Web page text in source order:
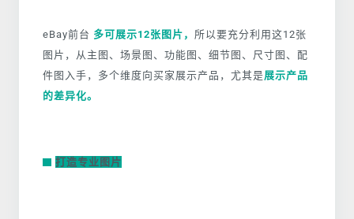
eBay前台 多可展示12张图片， 所以要充分利用这12张
图片，从主图、场景图、功能图、细节图、尺寸图、配
件图入手，多个维度向买家展示产品，尤其是展示产品
的差异化。
打造专业图片